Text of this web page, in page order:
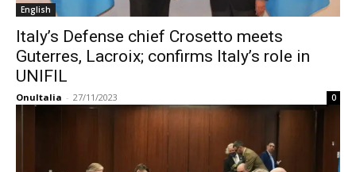
English
Italy’s Defense chief Crosetto meets
Guterres, Lacroix; confirms Italy’s role in
UNIFIL
OnuItalia - 27/11/2023 0